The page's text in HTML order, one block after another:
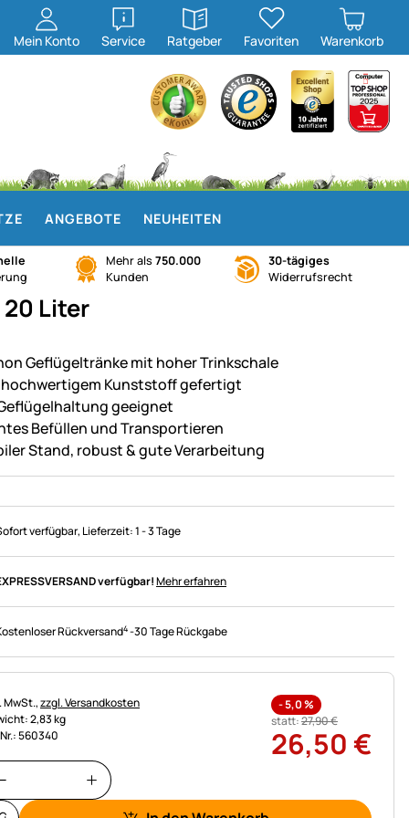
Mein Konto Service
öffnen
Ratgeber
öffnen
Favoriten Warenkorb
ANGEBOTE NEUHEITEN
Mehr als 750.000
Kunden
30-tägiges
Widerrufsrecht
Liter
Geflügeltränke mit hoher Trinkschale
Kunststoff gefertigt
geeignet
Befüllen und Transportieren
Stand, robust & gute Verarbeitung
verfügbar, Lieferzeit:1 - 3 Tage
verfügbar!Mehr erfahren
Rückversand4-30 Tage Rückgabe
MwSt.,zzgl. Versandkosten
2,83 kg
560340
-5,0%
statt:27,90€
26,50 €